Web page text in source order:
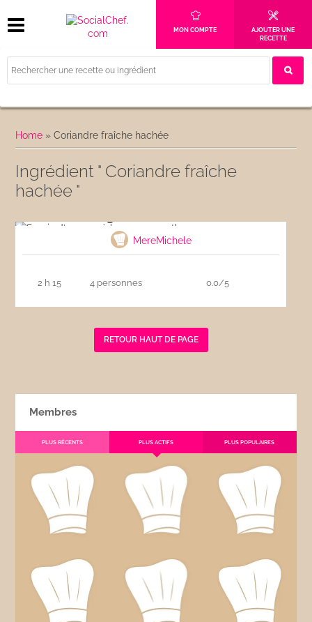
MON COMPTE
AJOUTER UNE
RECETTE
Home »Coriandre fraîche hachée
Ingrédient " Coriandre fraîche
hachée "
MereMichele
2 h 15 4 personnes 0.0/5
RETOUR HAUT DE PAGE
Membres
PLUS RÉCENTS PLUS ACTIFS PLUS POPULAIRES